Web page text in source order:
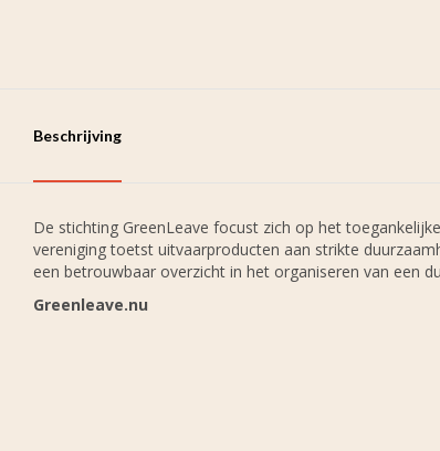
Beschrijving
De stichting GreenLeave focust zich op het
vereniging toetst uitvaarproducten aan strikte
een betrouwbaar overzicht in het organiseren van een
Greenleave.nu